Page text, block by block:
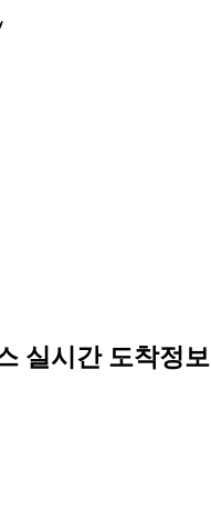
실시간 도착정보